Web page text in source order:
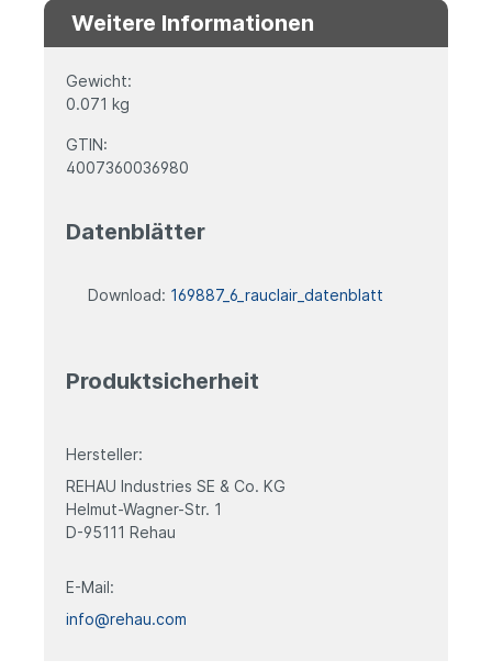
Weitere Informationen
Gewicht:
0.071 kg
GTIN:
4007360036980
Datenblätter
Download: 169887_6_rauclair_datenblatt
Produktsicherheit
Hersteller:
REHAU Industries SE & Co. KG
Helmut-Wagner-Str. 1
D-95111 Rehau
E-Mail:
info@rehau.com